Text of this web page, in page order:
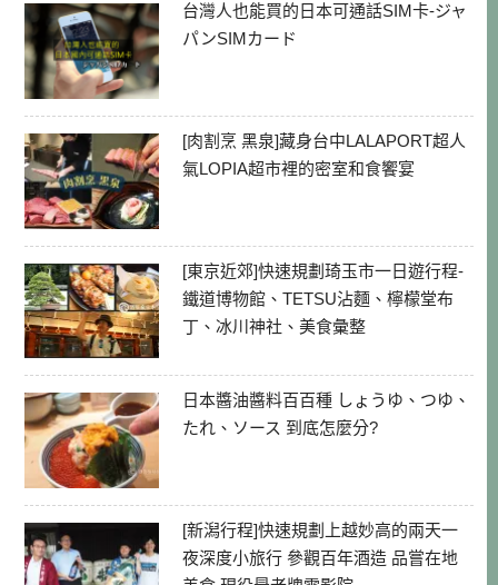
台灣人也能買的日本可通話SIM卡-ジャ
パンSIMカード
[肉割烹 黑泉]藏身台中LALAPORT超人
氣LOPIA超市裡的密室和食饗宴
[東京近郊]快速規劃琦玉市一日遊行程-
鐵道博物館、TETSU沾麵、檸檬堂布
丁、冰川神社、美食彙整
日本醬油醬料百百種 しょうゆ、つゆ、
たれ、ソース 到底怎麼分?
[新潟行程]快速規劃上越妙高的兩天一
夜深度小旅行 參觀百年酒造 品嘗在地